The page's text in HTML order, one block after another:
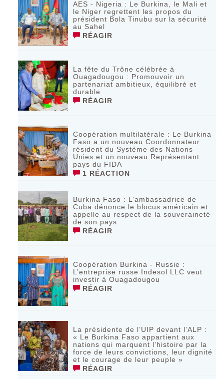
AES - Nigeria : Le Burkina, le Mali et
le Niger regrettent les propos du
président Bola Tinubu sur la sécurité
au Sahel
RÉAGIR
La fête du Trône célébrée à
Ouagadougou : Promouvoir un
partenariat ambitieux, équilibré et
durable
RÉAGIR
Coopération multilatérale : Le Burkina
Faso a un nouveau Coordonnateur
résident du Système des Nations
Unies et un nouveau Représentant
pays du FIDA
1 RÉACTION
Burkina Faso : L’ambassadrice de
Cuba dénonce le blocus américain et
appelle au respect de la souveraineté
de son pays
RÉAGIR
Coopération Burkina - Russie :
L’entreprise russe Indesol LLC veut
investir à Ouagadougou
RÉAGIR
La présidente de l’UIP devant l’ALP :
« Le Burkina Faso appartient aux
nations qui marquent l’histoire par la
force de leurs convictions, leur dignité
et le courage de leur peuple »
RÉAGIR